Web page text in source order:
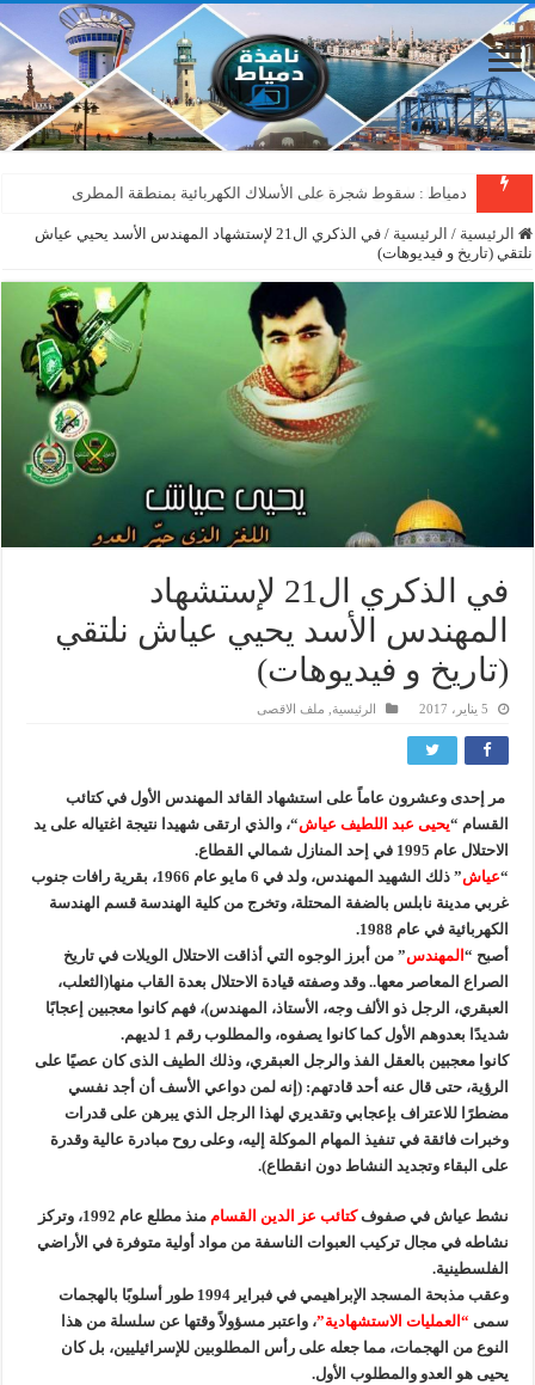
دمياط : سقوط شجرة على الأسلاك الكهربائية بمنطقة المطرى
الرئيسية / الرئيسية /
في الذكري ال21 لإستشهاد المهندس الأسد يحيي عياش
نلتقي (تاريخ و فيديوهات)
في الذكري ال21 لإستشهاد
المهندس الأسد يحيي عياش نلتقي
(تاريخ و فيديوهات)
5 يناير، 2017 الرئيسية ملف الاقصى
مر إحدى وعشرون عاماً على استشهاد القائد المهندس الأول في كتائب
القسام “يحيى عبد اللطيف عياش“، والذي ارتقى شهيدا نتيجة اغتياله على يد
الاحتلال عام 1995 في إحد المنازل شمالي القطاع.
“عياش
” ذلك الشهيد المهندس، ولد في 6 مايو عام 1966، بقرية رافات جنوب
غربي مدينة نابلس بالضفة المحتلة، وتخرج من كلية الهندسة قسم الهندسة
الكهربائية في عام 1988.
أصبح “ المهندس” من أبرز الوجوه التي أذاقت الاحتلال الويلات في تاريخ
الصراع المعاصر معها.. وقد وصفته قيادة الاحتلال بعدة القاب منها(الثعلب،
العبقري، الرجل ذو الألف وجه، الأستاذ، المهندس)، فهم كانوا معجبين إعجابًا
شديدًا بعدوهم الأول كما كانوا يصفوه، والمطلوب رقم 1 لديهم.
كانوا معجبين بالعقل الفذ والرجل العبقري، وذلك الطيف الذى كان عصيًا على
الرؤية، حتى قال عنه أحد قادتهم: (إنه لمن دواعي الأسف أن أجد نفسي
مضطرًا للاعتراف بإعجابي وتقديري لهذا الرجل الذي يبرهن على قدرات
وخبرات فائقة في تنفيذ المهام الموكلة إليه، وعلى روح مبادرة عالية وقدرة
على البقاء وتجديد النشاط دون انقطاع).
نشط عياش في صفوفكتائب عز الدين القسام
منذ مطلع عام 1992، وتركز
نشاطه في مجال تركيب العبوات الناسفة من مواد أولية متوفرة في الأراضي
الفلسطينية.
وعقب مذبحة المسجد الإبراهيمي في فبراير 1994 طور أسلوبًا بالهجمات
سمى “العمليات الاستشهادية”، واعتبر مسؤولاً وقتها عن سلسلة من هذا
النوع من الهجمات، مما جعله على رأس المطلوبين للإسرائيليين، بل كان
يحيى هو العدو والمطلوب الأول.